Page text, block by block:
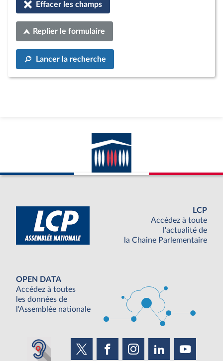
Effacer les champs
Replier le formulaire
Lancer la recherche
LCP
Accédez à toute
l'actualité de
la Chaine Parlementaire
OPEN DATA
Accédez à toutes
les données de
l'Assemblée nationale